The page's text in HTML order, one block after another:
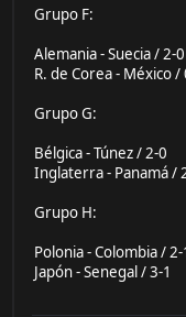
Grupo F:
Alemania - Suecia / 2-0
R. de Corea - México /
Grupo G:
Bélgica - Túnez / 2-0
Inglaterra - Panamá /
Grupo H:
Polonia - Colombia / 2-
Japón - Senegal / 3-1